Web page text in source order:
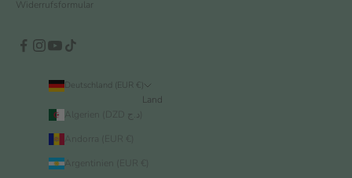
Widerrufsformular
Deutschland (EUR €)
Land
Andorra (EUR €)
Argentinien (EUR €)